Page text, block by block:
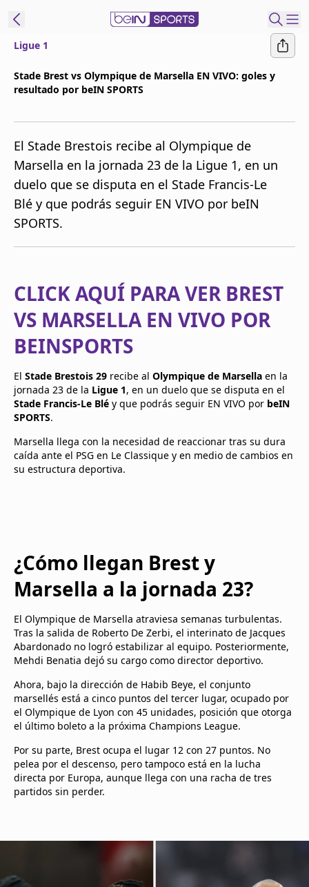
beIN XTRA
Administrar
notificaciones
Programación
Ligue 1
Stade Brest vs Olympique de Marsella EN VIVO: goles y
resultado por beIN SPORTS
El Stade Brestois recibe al Olympique de
Marsella en la jornada 23 de la Ligue 1, en un
duelo que se disputa en el Stade Francis-Le
Blé y que podrás seguir EN VIVO por beIN
SPORTS.
CLICK AQUÍ PARA VER BREST
VS MARSELLA EN VIVO POR
BEINSPORTS
El Stade Brestois 29 recibe al Olympique de Marsella en la
jornada 23 de la Ligue 1, en un duelo que se disputa en el
Stade Francis-Le Blé y que podrás seguir EN VIVO por beIN
SPORTS.
Marsella llega con la necesidad de reaccionar tras su dura
caída ante el PSG en Le Classique y en medio de cambios en
su estructura deportiva.
¿Cómo llegan Brest y
Marsella a la jornada 23?
El Olympique de Marsella atraviesa semanas turbulentas.
Tras la salida de Roberto De Zerbi, el interinato de Jacques
Abardonado no logró estabilizar al equipo. Posteriormente,
Mehdi Benatia dejó su cargo como director deportivo.
Ahora, bajo la dirección de Habib Beye, el conjunto
marsellés está a cinco puntos del tercer lugar, ocupado por
el Olympique de Lyon con 45 unidades, posición que otorga
el último boleto a la próxima Champions League.
Por su parte, Brest ocupa el lugar 12 con 27 puntos. No
pelea por el descenso, pero tampoco está en la lucha
directa por Europa, aunque llega con una racha de tres
partidos sin perder.